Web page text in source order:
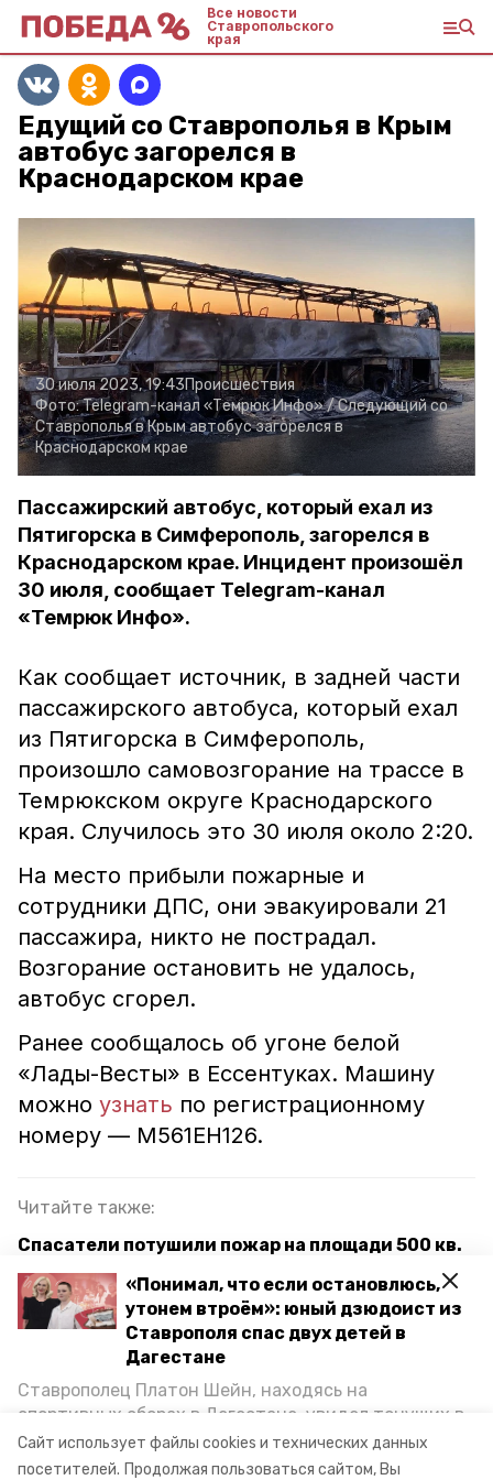
Сайт использует файлы cookies и технических данных
посетителей. Продолжая пользоваться сайтом, Вы
«Понимал, что если остановлюсь,
утонем втроём»: юный дзюдоист из
Ставрополя спас двух детей в
Дагестане
Ставрополец Платон Шейн, находясь на
спортивных сборах в Дегестане, увидел тонущих в
Каспийском море детей и бросился на помощь. По
возвращении домой, отважного мальчика
Все новости
Ставропольского
края
Едущий со Ставрополья в Крым
автобус загорелся в
Краснодарском крае
30 июля 2023, 19:43Происшествия
Фото:Telegram-канал «Темрюк Инфо» /Следующий со
Ставрополья в Крым автобус загорелся в
Краснодарском крае
Пассажирский автобус, который ехал из
Пятигорска в Симферополь, загорелся в
Краснодарском крае. Инцидент произошёл
30 июля, сообщает Telegram-канал
«Темрюк Инфо».
Как сообщает источник, в задней части
пассажирского автобуса, который ехал
из Пятигорска в Симферополь,
произошло самовозгорание на трассе в
Темрюкском округе Краснодарского
края. Случилось это 30 июля около 2:20.
На место прибыли пожарные и
сотрудники ДПС, они эвакуировали 21
пассажира, никто не пострадал.
Возгорание остановить не удалось,
автобус сгорел.
Ранее сообщалось об угоне белой
«Лады-Весты» в Ессентуках. Машину
можно узнать по регистрационному
номеру — М561ЕН126.
Читайте также:
Спасатели потушили пожар на площади 500 кв.
м в Шпаковском округе
Профилактическую опашку территорий против
пожаров начали в Ставрополе
загорелся автобус краснодарский край
пятигорск